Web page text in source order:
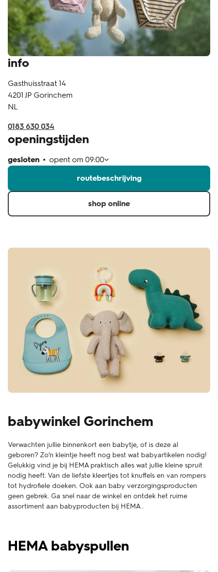
klantenservice
info
Gasthuisstraat 14
4201 JP Gorinchem
NL
0183 630 034
openingstijden
gesloten opent om 09:00
routebeschrijving
shop online
babywinkel Gorinchem
Verwachten jullie binnenkort een babytje, of is deze al
geboren? Zo’n kleintje heeft nog best wat babyartikelen nodig!
Gelukkig vind je bij HEMA praktisch alles wat jullie kleine spruit
nodig heeft. Van de liefste kleertjes tot knuffels en van rompers
tot hydrofiele doeken. Ook aan baby verzorgingsproducten
geen gebrek. Ga snel naar de winkel en ontdek het ruime
assortiment aan babyproducten bij HEMA .
HEMA babyspullen